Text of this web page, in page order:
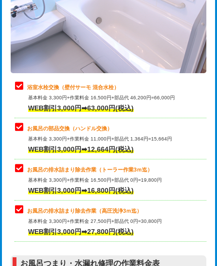
桝清掃 8,800円
止水・漏水調査・防水処理・清掃・修
理・調整・分解・加工など（軽作業）
止水・漏水調査・防水処理・清掃・修
理・調整・分解・加工など（中作業）
22,000円
止水・漏水調査・防水処理・清掃・修
理・調整・分解・加工など（重作業）
33,000円
トイレタンク脱着
トイレ便器脱着
タンクレストイレ脱着 33,000円
小便器トイレ脱着
その他部品の脱着 8,800円～
交換・取付（タンク）
浴室水栓交換（壁付サーモ 混合水栓）
基本料金 3,300円+作業料金 16,500円+部品代 46,200円=66,000円
WEB割引3,000円➡63,000円(税込)
お風呂の部品交換（ハンドル交換）
基本料金 3,300円+作業料金 11,000円+部品代 1,364円=15,664円
WEB割引3,000円➡12,664円(税込)
お風呂の排水詰まり除去作業（トーラー作業3ｍ迄）
基本料金 3,300円+作業料金 16,500円+部品代 0円=19,800円
WEB割引3,000円➡16,800円(税込)
お風呂の排水詰まり除去作業（高圧洗浄3ｍ迄）
基本料金 3,300円+作業料金 27,500円+部品代 0円=30,800円
WEB割引3,000円➡27,800円(税込)
お風呂つまり・水漏れ修理の作業料金表